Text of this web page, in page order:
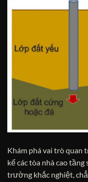
Khám phá vai trò quan
kế các tòa nhà cao
trường khắc nghiệt,